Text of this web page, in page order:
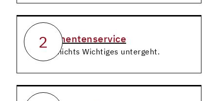
2
Dokumentenservice
Damit nichts Wichtiges untergeht.